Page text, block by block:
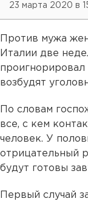
23 марта 2020 в
Против мужа
Италии две
возбудят
По словам
все, с кем
человек. У
отрицательный
будут готовы
Первый случай